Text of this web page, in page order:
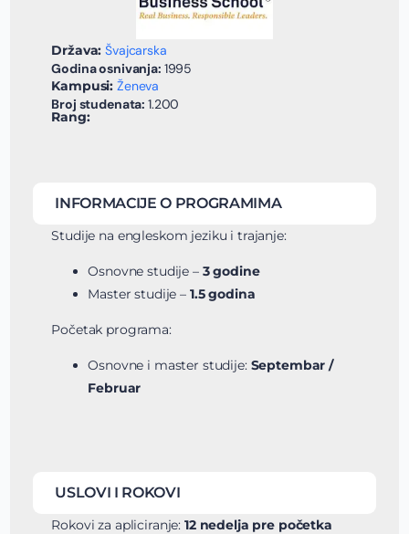
Država:Švajcarska
Godina osnivanja: 1995
Kampusi: Ženeva
Broj studenata: 1.200
Rang:
INFORMACIJE O PROGRAMIMA
Studije na engleskom jeziku i trajanje:
Osnovne studije –3 godine
Master studije – 1.5 godina
Početak programa:
Osnovne i master studije: Septembar /
Februar
USLOVI I ROKOVI
Rokovi za apliciranje: 12 nedelja pre početka